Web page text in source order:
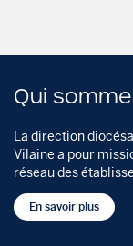
Qui
La direction
Vilaine a pour
réseau des
En savoir plus